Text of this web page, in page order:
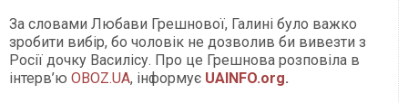
За словами Любави Грешнової, Галині було важко
зробити вибір, бо чоловік не дозволив би вивезти з
Росії дочку Василісу. Про це Грешнова розповіла в
інтерв’ю OBOZ.UA, інформує UAINFO.org.